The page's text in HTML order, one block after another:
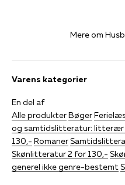
Mere om
Varens kategorier
En del af
Alle produkterBøger
og samtidslitteratur: litterær
130,- Romaner
Skønlitteratur 2 for 130,-
generel ikke genre-bestemt